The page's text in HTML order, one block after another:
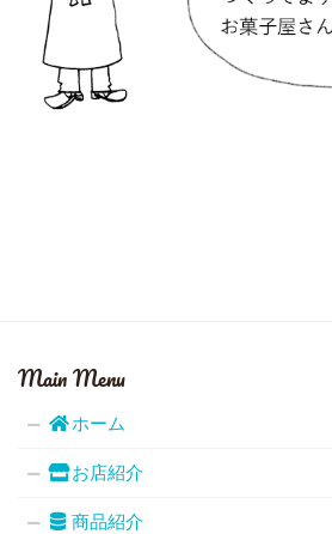
Main Menu
ホーム
お店紹介
商品紹介